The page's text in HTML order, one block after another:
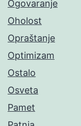
Ogovaranje
Oholost
Opraštanje
Optimizam
Ostalo
Osveta
Pamet